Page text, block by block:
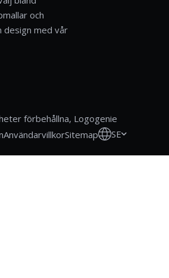
och
design med vår
förbehållna, Logogenie
AnvändarvillkorSitemap SE